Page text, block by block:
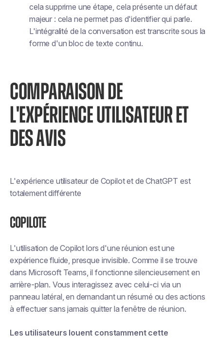
cela supprime une étape, cela présente un défaut
majeur : cela ne permet pas d'identifier qui parle.
L'intégralité de la conversation est transcrite sous la
forme d'un bloc de texte continu.
COMPARAISON DE
L'EXPÉRIENCE UTILISATEUR ET
DES AVIS
L'expérience utilisateur de Copilot et de ChatGPT est
totalement différente
Copilote
L'utilisation de Copilot lors d'une réunion est une
expérience fluide, presque invisible. Comme il se trouve
dans Microsoft Teams, il fonctionne silencieusement en
arrière-plan. Vous interagissez avec celui-ci via un
panneau latéral, en demandant un résumé ou des actions
à effectuer sans jamais quitter la fenêtre de réunion.
Les utilisateurs louent constamment cette